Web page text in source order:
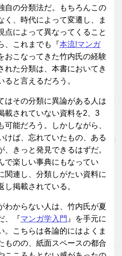
自の分類法だ。もちろんこの
く、時代によって変遷し、ま
点によって異なってくること
、これまでも『本流!マンガ
おこなってきた竹内氏の経験
れた分類は、本書においてき
と言えるだろう。
はその分類に異論がある人は
載されていない資料を2、3
能だろう。しかしながら、
けば、忘れていたもの、ある
きっと発見できるはずだ。
で楽しい事典にもなってい
関連し、分類しがたい資料に
掲載されている。
わからない人は、竹内氏が夏
、『マンガ学入門 』を手元に
。こちらは各論的にはよくま
ものの、紙面スペースの都合